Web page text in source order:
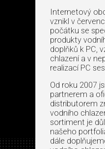
Internetový
vznikl v
počátku se
produkty
doplňků k PC,
chlazení a v
realizací PC
Od roku 2007
partnerem a
distributorem
vodního
sortiment je
našeho
dále